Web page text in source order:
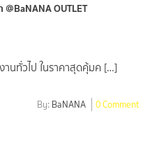
OUTLET
านทั่วไป ในราคาสุดคุ้มค […]
By: BaNANA 0 Comment